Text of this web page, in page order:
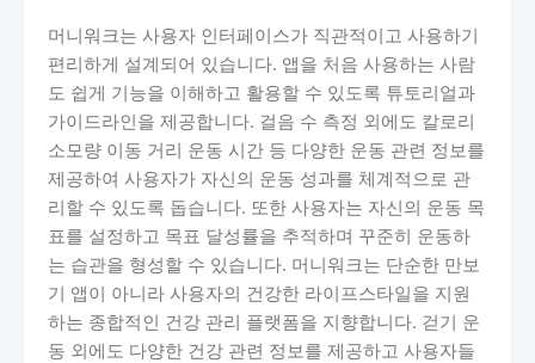
머니워크는 사용자 인터페이스가 직관적이고 사용하기
편리하게 설계되어 있습니다. 앱을 처음 사용하는 사람
도 쉽게 기능을 이해하고 활용할 수 있도록 튜토리얼과
가이드라인을 제공합니다. 걸음 수 측정 외에도 칼로리
소모량 이동 거리 운동 시간 등 다양한 운동 관련 정보를
제공하여 사용자가 자신의 운동 성과를 체계적으로 관
리할 수 있도록 돕습니다. 또한 사용자는 자신의 운동 목
표를 설정하고 목표 달성률을 추적하며 꾸준히 운동하
는 습관을 형성할 수 있습니다. 머니워크는 단순한 만보
기 앱이 아니라 사용자의 건강한 라이프스타일을 지원
하는 종합적인 건강 관리 플랫폼을 지향합니다. 걷기 운
동 외에도 다양한 건강 관련 정보를 제공하고 사용자들